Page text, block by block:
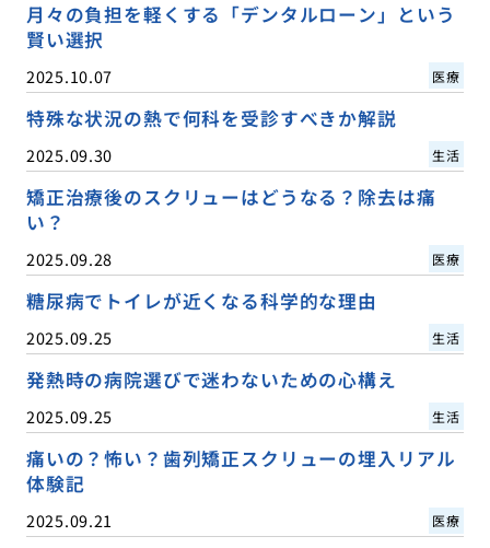
月々の負担を軽くする「デンタルローン」という
賢い選択
2025.10.07 医療
特殊な状況の熱で何科を受診すべきか解説
2025.09.30 生活
矯正治療後のスクリューはどうなる？除去は痛
い？
2025.09.28 医療
糖尿病でトイレが近くなる科学的な理由
2025.09.25 生活
発熱時の病院選びで迷わないための心構え
2025.09.25 生活
痛いの？怖い？歯列矯正スクリューの埋入リアル
体験記
2025.09.21 医療